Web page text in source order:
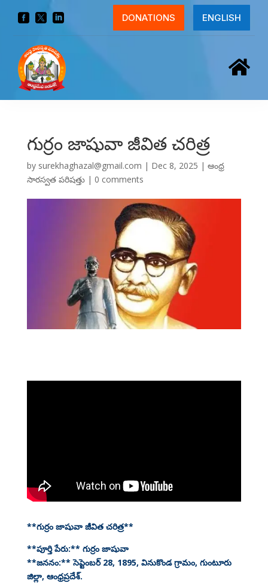
   DONATIONS ENGLISH

గుర్రం జాషువా జీవిత చరిత్ర
by surekhaghazal@gmail.com | Dec 8, 2025 | ఆంధ్ర
సారస్వత పరిషత్తు| 0 comments
**గుర్రం జాషువా జీవిత చరిత్ర**
**పూర్తి పేరు:** గుర్రం జాషువా
**జననం:** సెప్టెంబర్ 28, 1895, వినుకొండ గ్రామం, గుంటూరు
జిల్లా, ఆంధ్రప్రదేశ్.